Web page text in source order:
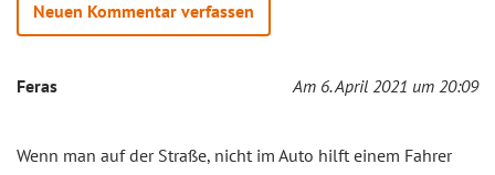
Neuen Kommentar verfassen
Feras Am 6. April 2021 um 20:09
Wenn man auf der Straße, nicht im Auto hilft einem Fahrer